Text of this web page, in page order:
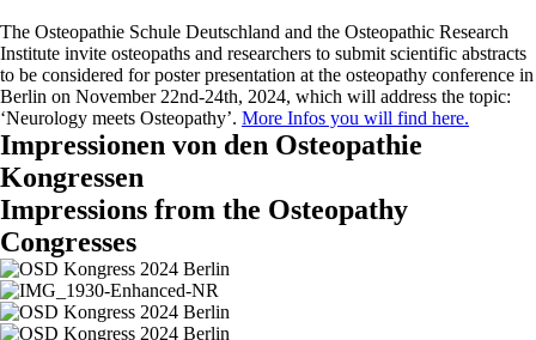
The Osteopathie Schule Deutschland and the Osteopathic Research
Institute invite osteopaths and researchers to submit scientific abstracts
to be considered for poster presentation at the osteopathy conference in
Berlin on November 22nd-24th, 2024, which will address the topic:
‘Neurology meets Osteopathy’. More Infos you will find here.
Impressionen von den Osteopathie
Kongressen
Impressions from the Osteopathy
Congresses